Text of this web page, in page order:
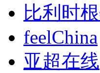
比利时
feelChina
亚超在线